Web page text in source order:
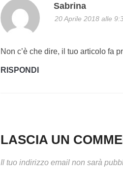
Sabrina
20 Aprile 2018 alle
Non c’è che dire, il tuo articolo fa
RISPONDI
LASCIA UN
Il tuo indirizzo email non sarà